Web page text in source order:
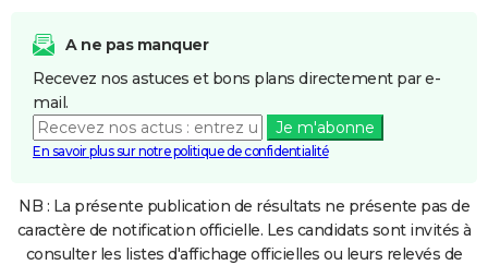
A ne pas manquer
Recevez nos astuces et bons plans directement par e-
mail.
Je m'abonne
En savoir plus sur notre politique de confidentialité
NB : La présente publication de résultats ne présente pas de
caractère de notification officielle. Les candidats sont invités à
consulter les listes d'affichage officielles ou leurs relevés de